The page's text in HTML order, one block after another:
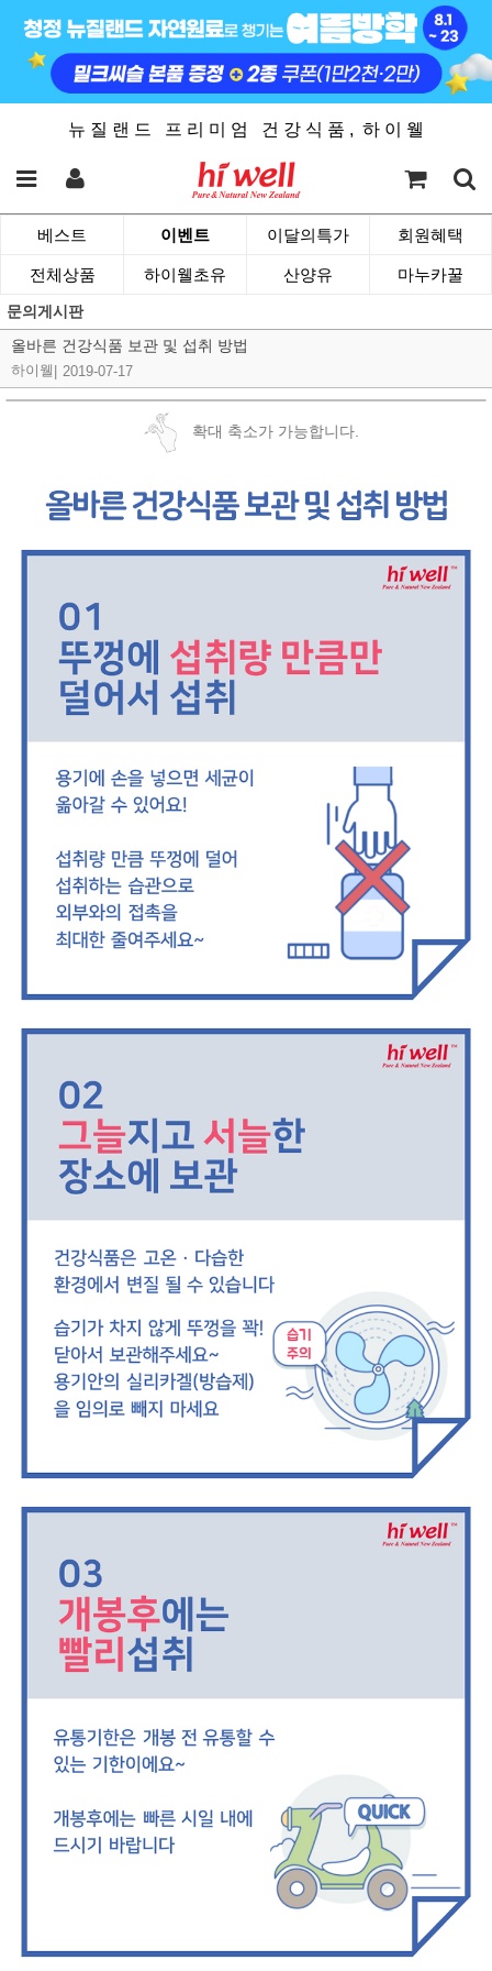
뉴 질 랜 드 프 리 미 엄 건 강 식 품 , 하 이 웰
베스트 이벤트 이달의특가 회원혜택
전체상품 하이웰초유 산양유 마누카꿀
문의게시판
올바른 건강식품 보관 및 섭취 방법
하이웰 2019-07-17
확대 축소가 가능합니다.